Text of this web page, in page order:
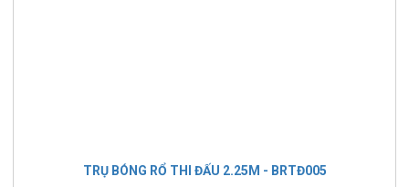
TRỤ BÓNG RỔ THI ĐẤU 2.25M - BRTĐ005